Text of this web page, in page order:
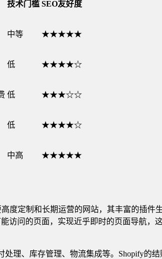
技术门槛 SEO友好度
中等 ★★★★★
低 ★★★★☆
低 ★★★☆☆
低 ★★★★☆
中高 ★★★★★
度定制和长期运营的网站，其丰富的插件
访问的页面，实现近乎即时的页面导航，
理、库存管理、物流集成等。Shopify的